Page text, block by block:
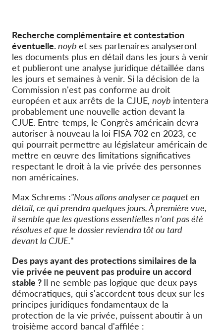
Recherche complémentaire et contestation
éventuelle.noyb et ses partenaires analyseront
les documents plus en détail dans les jours à venir
et publieront une analyse juridique détaillée dans
les jours et semaines à venir. Si la décision de la
Commission n'est pas conforme au droit
européen et aux arrêts de la CJUE, noyb intentera
probablement une nouvelle action devant la
CJUE. Entre-temps, le Congrès américain devra
autoriser à nouveau la loi FISA 702 en 2023, ce
qui pourrait permettre au législateur américain de
mettre en œuvre des limitations significatives
respectant le droit à la vie privée des personnes
non américaines.
Max Schrems :"Nous allons analyser ce paquet en
détail, ce qui prendra quelques jours. À première vue,
il semble que les questions essentielles n'ont pas été
résolues et que le dossier reviendra tôt ou tard
devant la CJUE."
Des pays ayant des protections similaires de la
vie privée ne peuvent pas produire un accord
stable ? Il ne semble pas logique que deux pays
démocratiques, qui s'accordent tous deux sur les
principes juridiques fondamentaux de la
protection de la vie privée, puissent aboutir à un
troisième accord bancal d'affilée :